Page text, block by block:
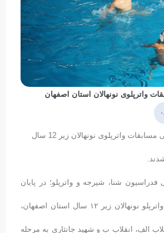
واترپلوی نونهالان استان اصفهان
چهار تیم مرحله نیمه نهایی مسابقات واترپلوی نونهالان زیر 12 سال
شنا، شیرجه و واترپلو؛ در پایان
مرحله نخست مسابقات واترپلو نونهالان زیر ۱۲ سال استان اصفهان،
الف، انقلاب ب و شهید جانثاری به مرحله